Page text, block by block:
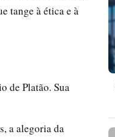
tange à ética e à
de Platão. Sua
a alegoria da